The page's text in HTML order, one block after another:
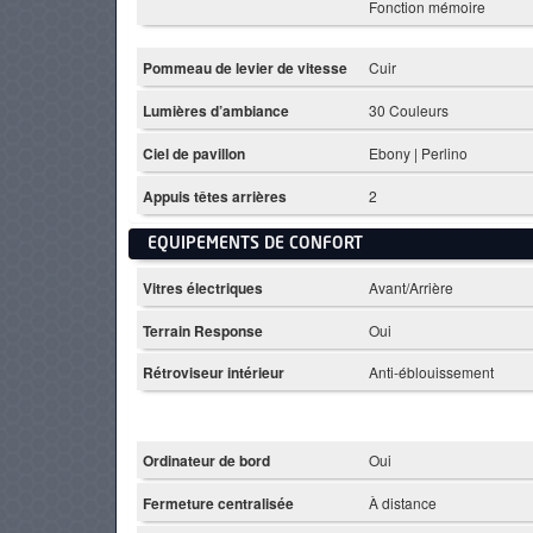
Fonction mémoire
Pommeau de levier de vitesse Cuir
Lumières d’ambiance 30 Couleurs
Ciel de pavillon Ebony | Perlino
Appuis têtes arrières 2
EQUIPEMENTS DE CONFORT
Vitres électriques Avant/Arrière
Terrain Response Oui
Rétroviseur intérieur Anti-éblouissement
Ordinateur de bord Oui
Fermeture centralisée À distance